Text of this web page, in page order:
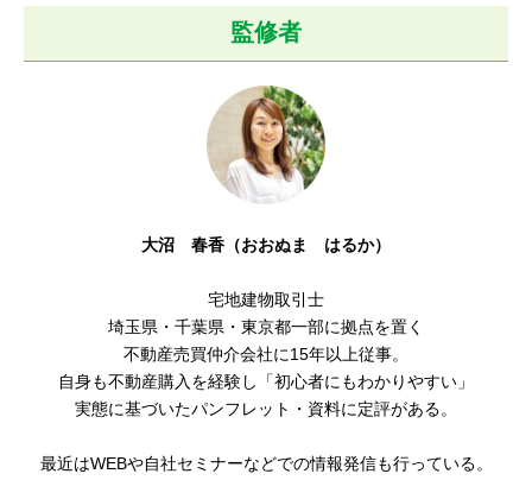
監修者
大沼 春香（おおぬま はるか）
宅地建物取引士
埼玉県・千葉県・東京都一部に拠点を置く
不動産売買仲介会社に15年以上従事。
自身も不動産購入を経験し「初心者にもわかりやすい 」
実態に基づいたパンフレット・資料に定評がある。
最近はWEBや自社セミナーなどでの情報発信も行っている。